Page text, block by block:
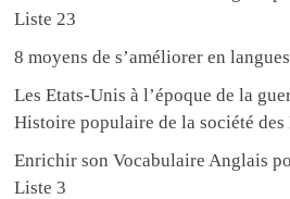
Liste 23
8 moyens de s’améliorer en
Les Etats-Unis à l’époque de la
Histoire populaire de la société des
Enrichir son Vocabulaire Anglais
Liste 3